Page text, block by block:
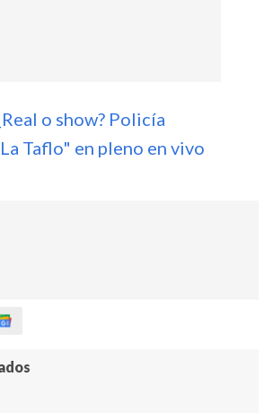
o show? Policía
Taflo" en pleno en vivo